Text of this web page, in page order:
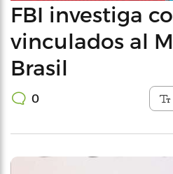
FBI investiga
vinculados al
Brasil
0